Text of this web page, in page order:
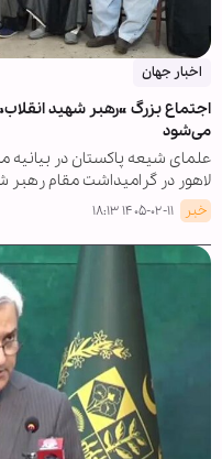
اخبار جهان
اجتماع بزرگ «رهبر شهید
می‌شود
علمای شیعه پاکستان در
لاهور در گرامیداشت مقام رهبر
خبر ۱۴۰۵-۰۲-۱۱ ۱۸:۱۳